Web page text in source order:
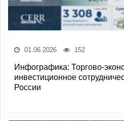
01.06.2026 152
Инфографика: Торгово-
инвестиционное
России